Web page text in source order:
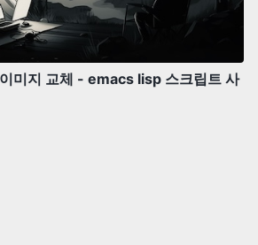
미지 교체 - emacs lisp 스크립트 사